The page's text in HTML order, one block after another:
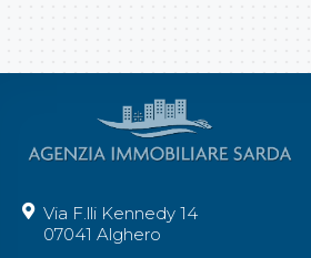
Via F.lli Kennedy 14
07041 Alghero